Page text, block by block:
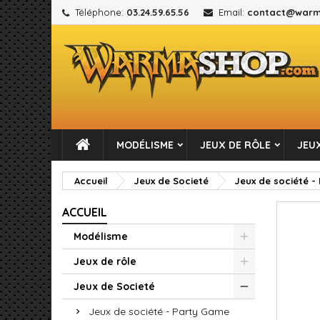
Téléphone: 03.24.59.65.56 Email:
MODÉLISME JEUX DE RÔLE
Accueil Jeux de Societé Jeux de société -
ACCUEIL
Modélisme
Jeux de rôle
Jeux de Societé
Jeux de société - Party Game
add_circle_outline